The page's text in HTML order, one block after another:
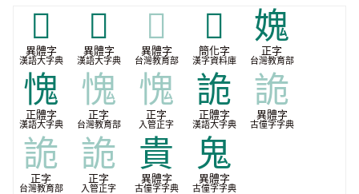
𧪵
異體字
漢語大字典
𧫏
異體字
漢語大字典
𧫏
異體字
台灣教育部
𫍷
簡化字
漢字資料庫
媿
正字
台灣教育部
愧
正體字
漢語大字典
愧
正字
台灣教育部
愧
正字
入管正字
詭
正體字
漢語大字典
詭
異體字
古僮字字典
詭
正字
台灣教育部
詭
正字
入管正字
貴
異體字
古僮字字典
鬼
異體字
古僮字字典